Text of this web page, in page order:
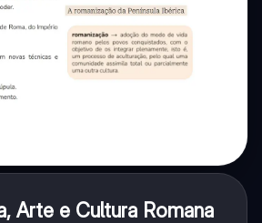
Arte e Cultura Romana